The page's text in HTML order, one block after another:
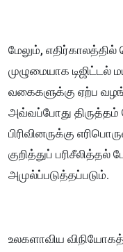
மேலும்,
முழுமையாக
வகைகளுக்கு ஏற்ப
அவ்வப்போது திருத்தம்
பிரிவினருக்கு
குறித்துப்
அமுல்ப்படுத்தப்படும்.
உலகளாவிய